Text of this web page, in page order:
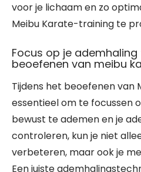
voor je lichaam en zo
Meibu Karate-training te
Focus op je
beoefenen van meibu
Tijdens het beoefenen van
essentieel om te focussen
bewust te ademen en je
controleren, kun je niet
verbeteren, maar ook je
Een juiste